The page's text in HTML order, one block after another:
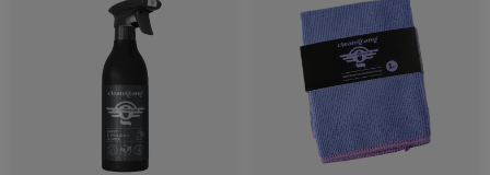
Geschirrtücher
Spülzubehör
Autopflege
Innenraum | Cockpit
Außen | Lack
Felgen | Reifen |